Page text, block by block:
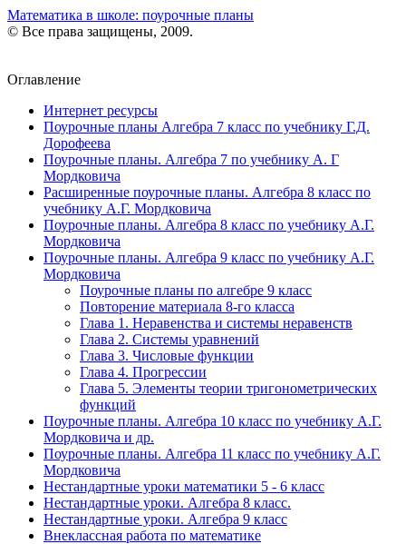
Математика в школе: поурочные планы
© Все права защищены, 2009.
Оглавление
Интернет ресурсы
Поурочные планы Алгебра 7 класс по учебнику Г.Д.
Дорофеева
Поурочные планы. Алгебра 7 по учебнику А. Г
Мордковича
Расширенные поурочные планы. Алгебра 8 класс по
учебнику А.Г. Мордковича
Поурочные планы. Алгебра 8 класс по учебнику А.Г.
Мордковича
Поурочные планы. Алгебра 9 класс по учебнику А.Г.
Мордковича
Поурочные планы по алгебре 9 класс
Повторение материала 8-го класса
Глава 1. Неравенства и системы неравенств
Глава 2. Системы уравнений
Глава 3. Числовые функции
Глава 4. Прогрессии
Глава 5. Элементы теории тригонометрических
функций
Поурочные планы. Алгебра 10 класс по учебнику А.Г.
Мордковича и др.
Поурочные планы. Алгебра 11 класс по учебнику А.Г.
Мордковича
Нестандартные уроки математики 5 - 6 класс
Нестандартные уроки. Алгебра 8 класс.
Нестандартные уроки. Алгебра 9 класс
Внеклассная работа по математике